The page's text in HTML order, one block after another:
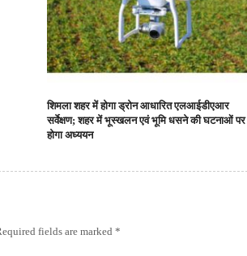
शिमला शहर में होगा ड्रोन आधारित एलआईडीएआर
सर्वेक्षण; शहर में भूस्खलन एवं भूमि धसने की घटनाओं पर
होगा अध्ययन
fields are marked *